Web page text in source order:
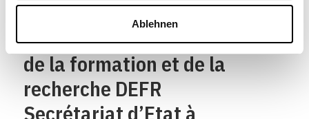
Ablehnen
Département fédéral de
l’économie,
de la formation et de la
recherche DEFR
Secrétariat d’Etat à